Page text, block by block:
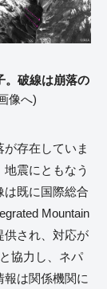
。破線は崩落の
像へ)
存在していま
震にともなう
は既に国際総合
Mountain
供され、対応が
協力し、ネパ
は関係機関に